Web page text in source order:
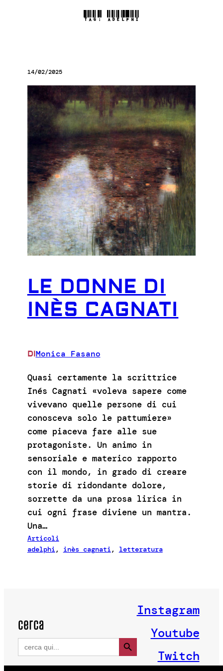
TAG: ADELPHI
14/02/2025
LE DONNE DI
INÈS CAGNATI
DIMonica Fasano
Quasi certamente la scrittrice
Inés Cagnati «voleva sapere come
vivevano quelle persone di cui
conosceva solo le pattumiere»
come piaceva fare alle sue
protagoniste. Un animo in
sensoriale e materico rapporto
con il mondo, in grado di creare
storie di ridondante dolore,
sorrette da una prosa lirica in
cui ogni frase diviene un mantra.
Una…
Articoli
adelphi, inès cagnati, letteratura
cerca
Search
for:
Search Button
Instagram
Youtube
Twitch